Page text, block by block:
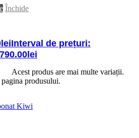
Închide
leiInterval de prețuri:
Acest produs are mai multe variații.
produsului.